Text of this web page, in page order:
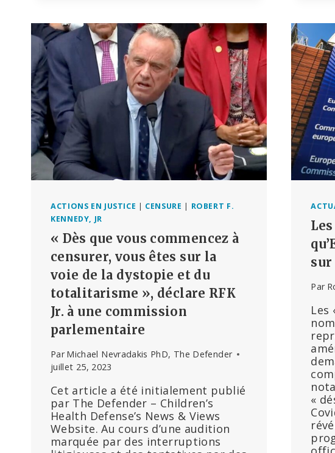
ACTIONS EN JUSTICE | CENSURE | ROBERT F.
KENNEDY, JR
« Dès que vous commencez à
censurer, vous êtes sur la
voie de la dystopie et du
totalitarisme », déclare RFK
Jr. à une commission
parlementaire
Par Michael Nevradakis PhD, The Defender
juillet 25, 2023
Cet article a été initialement publié
par The Defender – Children’s
Health Defense’s News & Views
Website. Au cours d’une audition
marquée par des interruptions
sur
Par
Les
«